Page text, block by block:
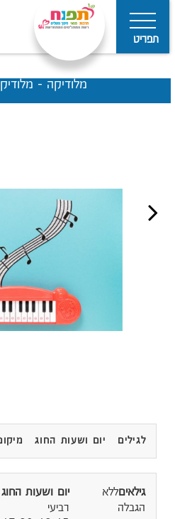
תפריט
מלודיקה -
לגילים יום ושעות החוג מיקום
ללא
הגבלה
רביעי